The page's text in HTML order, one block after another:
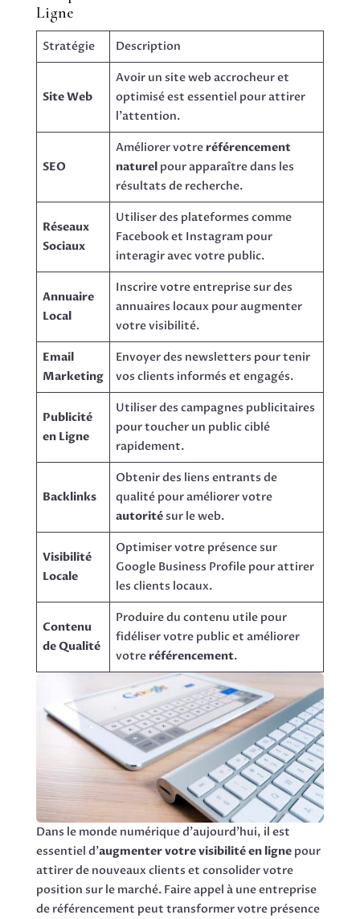
Ligne
Stratégie Description
Site Web
Avoir un site web accrocheur et
optimisé est essentiel pour attirer
l’attention.
SEO
Améliorer votre référencement
naturelpour apparaître dans les
résultats de recherche.
Réseaux
Sociaux
Utiliser des plateformes comme
Facebook et Instagram pour
interagir avec votre public.
Annuaire
Local
Inscrire votre entreprise sur des
annuaires locaux pour augmenter
votre visibilité.
Email
Marketing
Envoyer des newsletters pour tenir
vos clients informés et engagés.
Publicité
en Ligne
Utiliser des campagnes publicitaires
pour toucher un public ciblé
rapidement.
Backlinks
Obtenir des liens entrants de
qualité pour améliorer votre
autoritésur le web.
Visibilité
Locale
Optimiser votre présence sur
Google Business Profile pour attirer
les clients locaux.
Contenu
de Qualité
Produire du contenu utile pour
fidéliser votre public et améliorer
votre référencement.
Dans le monde numérique d’aujourd’hui, il est
essentiel d’augmenter votre visibilité en lignepour
attirer de nouveaux clients et consolider votre
position sur le marché. Faire appel à une entreprise
de référencement peut transformer votre présence